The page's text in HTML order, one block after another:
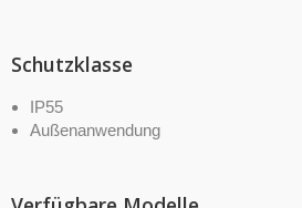
Schutzklasse
IP55
Außenanwendung